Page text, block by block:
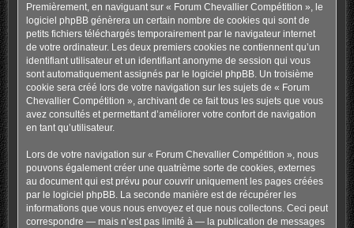
Premièrement, en naviguant sur « Forum Chevallier Compétition », le
logiciel phpBB génèrera un certain nombre de cookies qui sont de
petits fichiers téléchargés temporairement par le navigateur internet
de votre ordinateur. Les deux premiers cookies ne contiennent qu’un
identifiant utilisateur et un identifiant anonyme de session qui vous
sont automatiquement assignés par le logiciel phpBB. Un troisième
cookie sera créé lors de votre navigation sur les sujets de « Forum
Chevallier Compétition », archivant de ce fait tous les sujets que vous
avez consultés et permettant d’améliorer votre confort de navigation
en tant qu’utilisateur.
Lors de votre navigation sur « Forum Chevallier Compétition », nous
pouvons également créer une quatrième sorte de cookies, externes
au document qui est prévu pour couvrir uniquement les pages créées
par le logiciel phpBB. La seconde manière est de récupérer les
informations que vous nous envoyez et que nous collectons. Ceci peut
correspondre — mais n’est pas limité à — la publication de messages